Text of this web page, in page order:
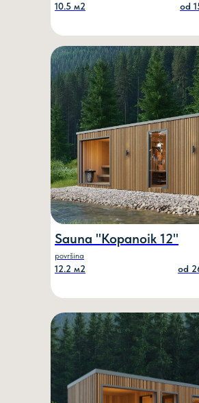
10.5 м2 оd
Sauna "Kopanoik 12"
površina
12.2 м2 оd